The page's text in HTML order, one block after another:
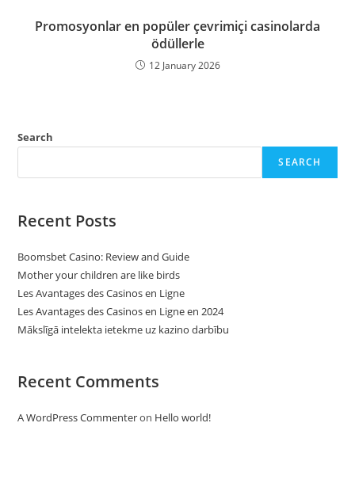
Promosyonlar en popüler çevrimiçi casinolarda
ödüllerle
12 January 2026
Search
SEARCH
Recent Posts
Boomsbet Casino: Review and Guide
Mother your children are like birds
Les Avantages des Casinos en Ligne
Les Avantages des Casinos en Ligne en 2024
Mākslīgā intelekta ietekme uz kazino darbību
Recent Comments
A WordPress Commenteron Hello world!